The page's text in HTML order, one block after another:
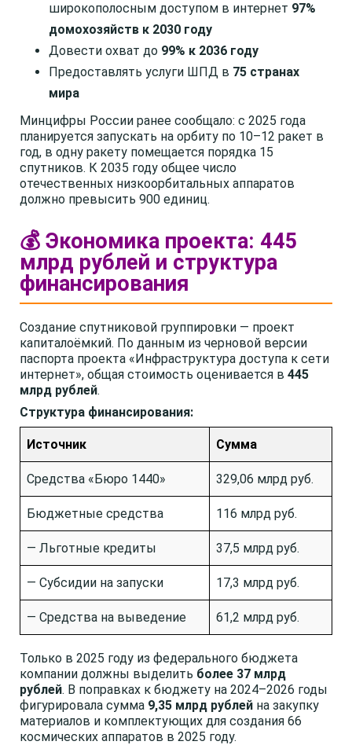
широкополосным доступом в интернет 97%
домохозяйств к 2030 году
Довести охват до 99% к 2036 году
Предоставлять услуги ШПД в 75 странах
мира
Минцифры России ранее сообщало: с 2025 года
планируется запускать на орбиту по 10–12 ракет в
год, в одну ракету помещается порядка 15
спутников. К 2035 году общее число
отечественных низкоорбитальных аппаратов
должно превысить 900 единиц.
💰 Экономика проекта: 445
млрд рублей и структура
финансирования
Создание спутниковой группировки — проект
капиталоёмкий. По данным из черновой версии
паспорта проекта «Инфраструктура доступа к сети
интернет», общая стоимость оценивается в 445
млрд рублей.
Структура финансирования:
Источник Сумма
Средства «Бюро 1440» 329,06 млрд руб.
Бюджетные средства 116 млрд руб.
— Льготные кредиты 37,5 млрд руб.
— Субсидии на запуски 17,3 млрд руб.
— Средства на выведение 61,2 млрд руб.
Только в 2025 году из федерального бюджета
компании должны выделить более 37 млрд
рублей. В поправках к бюджету на 2024–2026 годы
фигурировала сумма 9,35 млрд рублей на закупку
материалов и комплектующих для создания 66
космических аппаратов в 2025 году.